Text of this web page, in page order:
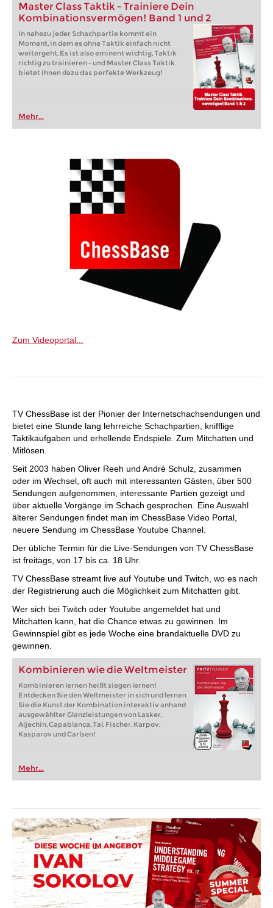
Master Class Taktik - Trainiere Dein
Kombinationsvermögen! Band 1 und 2
In nahezu jeder Schachpartie kommt ein
Moment, in dem es ohne Taktik einfach nicht
weitergeht. Es ist also eminent wichtig, Taktik
richtig zu trainieren - und Master Class Taktik
bietet Ihnen dazu das perfekte Werkzeug!
Mehr...
Zum Videoportal...
TV ChessBase ist der Pionier der Internetschachsendungen und
bietet eine Stunde lang lehrreiche Schachpartien, knifflige
Taktikaufgaben und erhellende Endspiele. Zum Mitchatten und
Mitlösen.
Seit 2003 haben Oliver Reeh und André Schulz, zusammen
oder im Wechsel, oft auch mit interessanten Gästen, über 500
Sendungen aufgenommen, interessante Partien gezeigt und
über aktuelle Vorgänge im Schach gesprochen. Eine Auswahl
älterer Sendungen findet man im ChessBase Video Portal,
neuere Sendung im ChessBase Youtube Channel.
Der übliche Termin für die Live-Sendungen von TV ChessBase
ist freitags, von 17 bis ca. 18 Uhr.
TV ChessBase streamt live auf Youtube und Twitch, wo es nach
der Registrierung auch die Möglichkeit zum Mitchatten gibt.
Wer sich bei Twitch oder Youtube angemeldet hat und
Mitchatten kann, hat die Chance etwas zu gewinnen. Im
Gewinnspiel gibt es jede Woche eine brandaktuelle DVD zu
gewinnen.
Kombinieren wie die Weltmeister
Kombinieren lernen heißt siegen lernen!
Entdecken Sie den Weltmeister in sich und lernen
Sie die Kunst der Kombination interaktiv anhand
ausgewählter Glanzleistungen von Lasker,
Aljechin, Capablanca, Tal, Fischer, Karpov,
Kasparov und Carlsen!
Mehr...